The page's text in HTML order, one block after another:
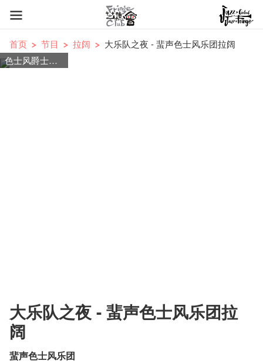
首页 节目 拉阔
大乐队之夜 - 蜚声色士风乐团拉阔
色士风爵士大乐队
大乐队之夜 - 蜚声色士风乐团拉
阔
蜚声色士风乐团